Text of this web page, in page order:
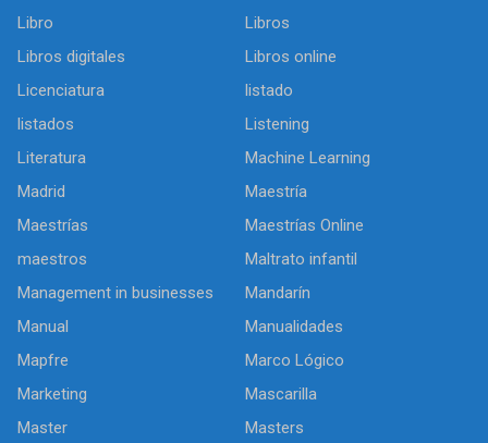
Libro
Libros
Libros digitales
Libros online
Licenciatura
listado
listados
Listening
Literatura
Machine Learning
Madrid
Maestría
Maestrías
Maestrías Online
maestros
Maltrato infantil
Management in businesses
Mandarín
Manual
Manualidades
Mapfre
Marco Lógico
Marketing
Mascarilla
Master
Masters